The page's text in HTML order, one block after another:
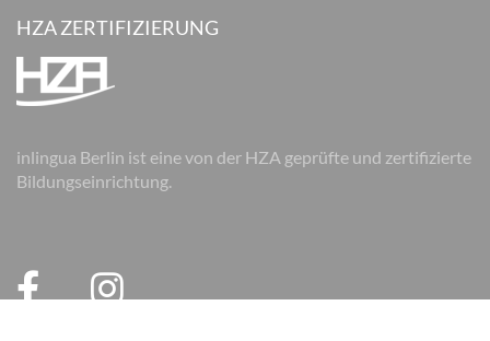
HZA ZERTIFIZIERUNG
inlingua Berlin ist eine von der HZA geprüfte und zertifizierte
Bildungseinrichtung.